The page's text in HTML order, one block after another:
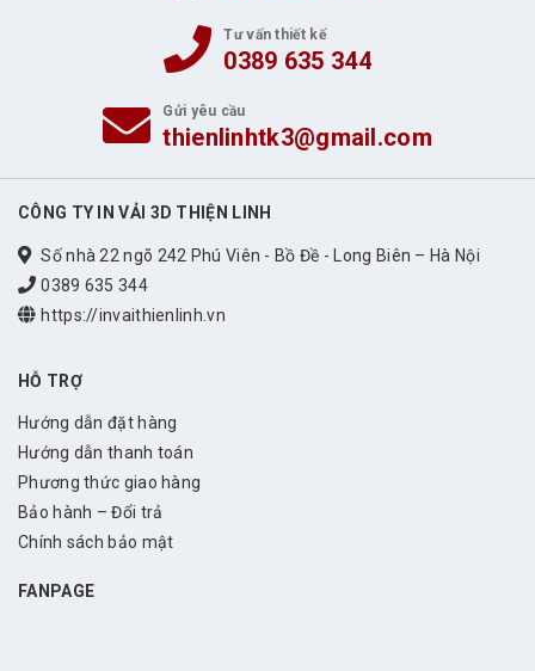
Tư vấn thiết kế
0389 635 344
Gửi yêu cầu
thienlinhtk3@gmail.com
CÔNG TY IN VẢI 3D THIỆN LINH
Số nhà 22 ngõ 242 Phú Viên - Bồ Đề - Long Biên – Hà Nội
0389 635 344
https://invaithienlinh.vn
HỖ TRỢ
Hướng dẫn đặt hàng
Hướng dẫn thanh toán
Phương thức giao hàng
Bảo hành – Đổi trả
Chính sách bảo mật
FANPAGE